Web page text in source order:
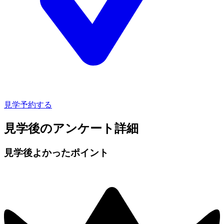
見学予約する
見学後のアンケート詳細
見学後よかったポイント